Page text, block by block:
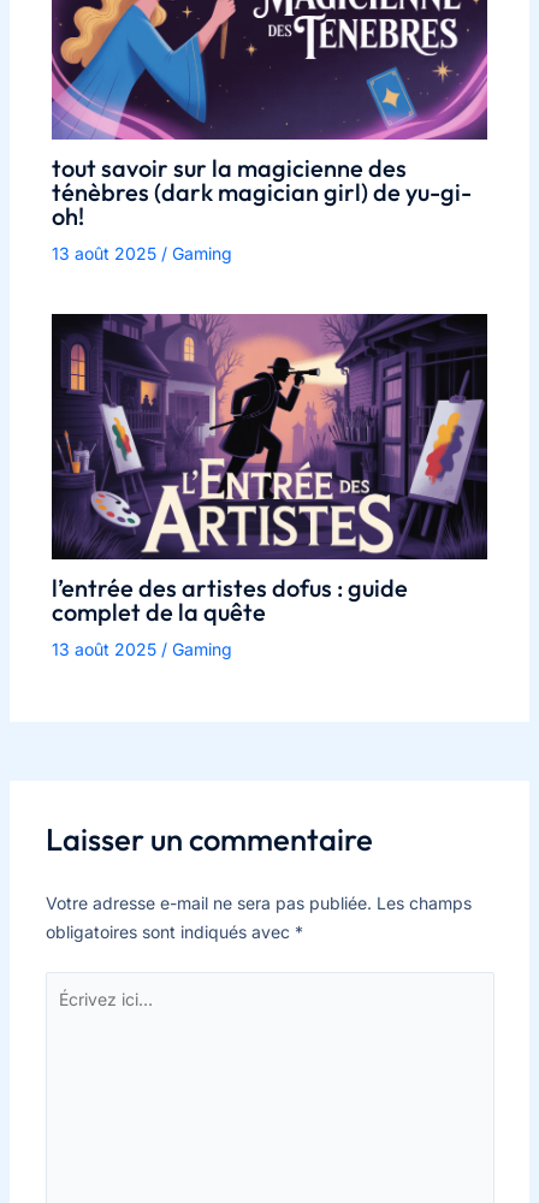
tout savoir sur la magicienne des
ténèbres (dark magician girl) de yu-gi-
oh!
13 août 2025 / Gaming
l’entrée des artistes dofus : guide
complet de la quête
13 août 2025 / Gaming
Laisser un commentaire
Votre adresse e-mail ne sera pas publiée. Les champs
obligatoires sont indiqués avec *
Écrivez